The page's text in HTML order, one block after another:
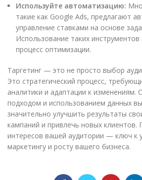
Используйте автоматизацию:
такие как Google Ads, предлагают
управление ставками на основе
Использование таких
процесс оптимизации.
Таргетинг — это не просто выбор
Это стратегический процесс,
аналитики и адаптации к изменениям.
подходом и использованием данных
значительно улучшить результаты
кампаний и привлечь новых клиентов.
интересов вашей аудитории — ключ к
маркетингу и росту вашего бизнеса.